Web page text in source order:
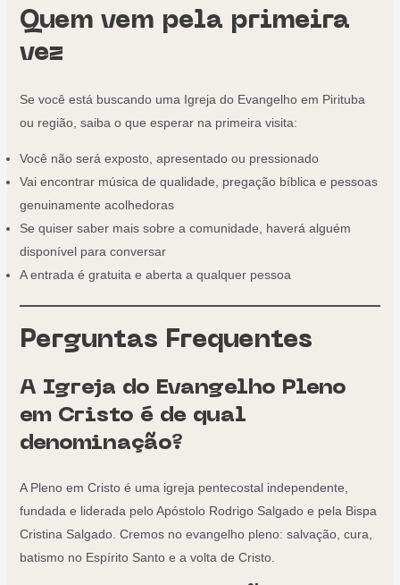
Quem vem pela primeira
vez
Se você está buscando uma Igreja do Evangelho em Pirituba
ou região, saiba o que esperar na primeira visita:
Você não será exposto, apresentado ou pressionado
Vai encontrar música de qualidade, pregação bíblica e pessoas
genuinamente acolhedoras
Se quiser saber mais sobre a comunidade, haverá alguém
disponível para conversar
A entrada é gratuita e aberta a qualquer pessoa
Perguntas Frequentes
A Igreja do Evangelho Pleno
em Cristo é de qual
denominação?
A Pleno em Cristo é uma igreja pentecostal independente,
fundada e liderada pelo Apóstolo Rodrigo Salgado e pela Bispa
Cristina Salgado. Cremos no evangelho pleno: salvação, cura,
batismo no Espírito Santo e a volta de Cristo.